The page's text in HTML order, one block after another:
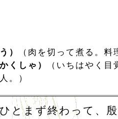
）
（肉を切って煮る。
くしゃ）
（いちはやく
。）
とまず終わって、